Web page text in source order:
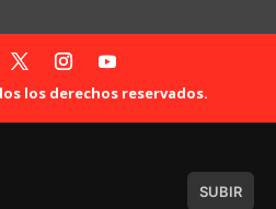
los derechos reservados.
SUBIR